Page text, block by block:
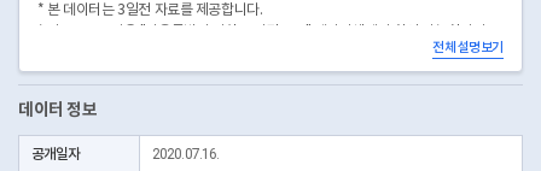
* 본 데이터는 3일전 자료를 제공합니다.
(https://data.seoul.go.kr/dataList/OA-22872/S/1/datasetView.do)전체 설명보기
데이터 정보
공개일자 2020.07.16.